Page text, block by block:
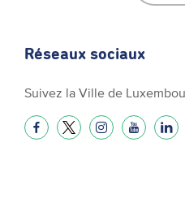
Réseaux sociaux
Suivez la Ville de